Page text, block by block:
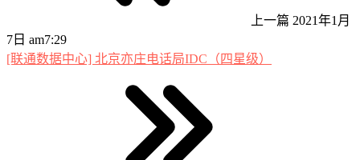
上一篇 2021年1月
7日 am7:29
[联通数据中心] 北京亦庄电话局IDC（四星级）